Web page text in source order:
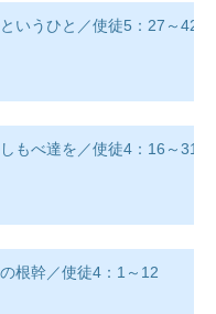
いうひと／使徒5：27～42
もべ達を／使徒4：16～31
根幹／使徒4：1～12